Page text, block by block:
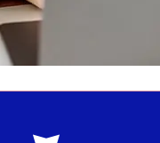
CHF till